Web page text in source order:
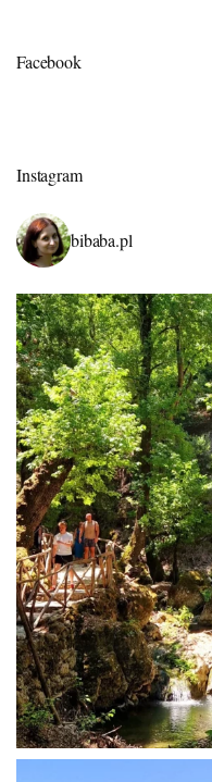
Facebook
Instagram
bibaba.pl